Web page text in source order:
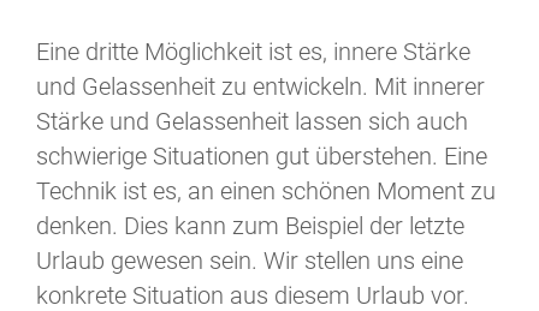
Eine dritte Möglichkeit ist es, innere Stärke
und Gelassenheit zu entwickeln. Mit innerer
Stärke und Gelassenheit lassen sich auch
schwierige Situationen gut überstehen. Eine
Technik ist es, an einen schönen Moment zu
denken. Dies kann zum Beispiel der letzte
Urlaub gewesen sein. Wir stellen uns eine
konkrete Situation aus diesem Urlaub vor.